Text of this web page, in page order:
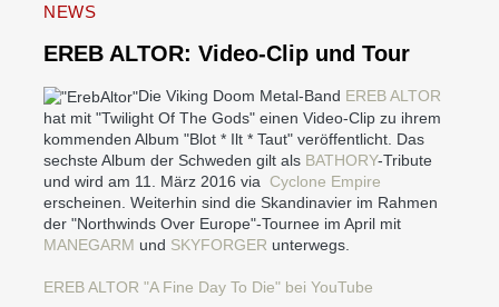
NEWS
EREB ALTOR: Video-Clip und Tour
Die Viking Doom Metal-Band EREB ALTOR
hat mit "Twilight Of The Gods" einen Video-Clip zu ihrem
kommenden Album "Blot * Ilt * Taut" veröffentlicht. Das
sechste Album der Schweden gilt als BATHORY-Tribute
und wird am 11. März 2016 via Cyclone Empire
erscheinen. Weiterhin sind die Skandinavier im Rahmen
der "Northwinds Over Europe"-Tournee im April mit
MANEGARM und SKYFORGER unterwegs.
EREB ALTOR "A Fine Day To Die" bei YouTube